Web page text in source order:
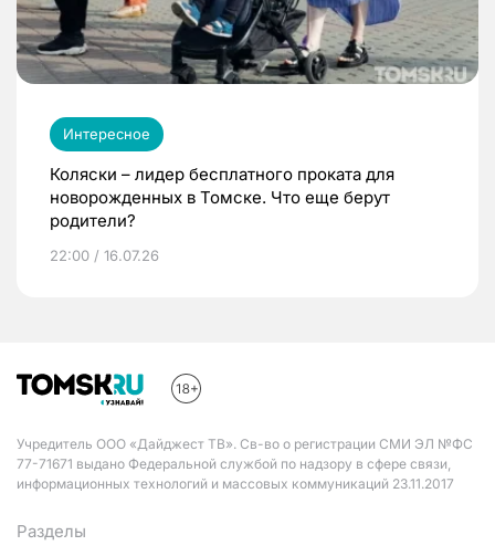
Интересное
Коляски – лидер бесплатного проката для
новорожденных в Томске. Что еще берут
родители?
22:00 / 16.07.26
Учредитель ООО «Дайджест ТВ». Св-во о регистрации СМИ ЭЛ №ФС
77-71671 выдано Федеральной службой по надзору в сфере связи,
информационных технологий и массовых коммуникаций 23.11.2017
Разделы